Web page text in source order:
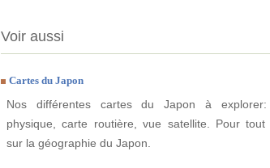
Voir aussi
Cartes du Japon
Nos différentes cartes du Japon à
physique, carte routière, vue satellite. Pour tout
sur la géographie du Japon.